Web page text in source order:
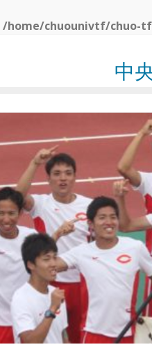
/home/chuounivtf/chuo-
中